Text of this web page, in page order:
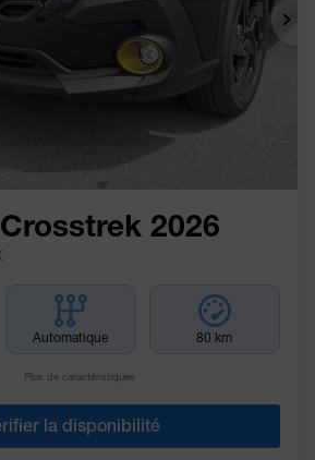
2026
Automatique 80 km
Plus de caractéristiques
la disponibilité